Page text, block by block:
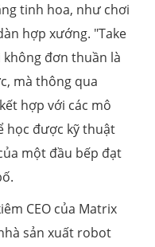
tinh hoa, như chơi
hợp xướng. "Take
đơn thuần là
mà thông qua
hợp với các mô
học được kỹ thuật
một đầu bếp đạt
CEO của Matrix
sản xuất robot